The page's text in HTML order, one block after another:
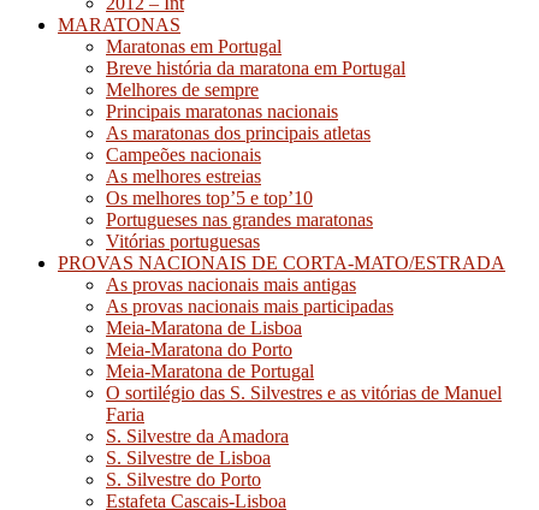
MARATONAS
Maratonas em Portugal
Breve história da maratona em Portugal
Melhores de sempre
Principais maratonas nacionais
As maratonas dos principais atletas
Campeões nacionais
As melhores estreias
Os melhores top’5 e top’10
Portugueses nas grandes maratonas
Vitórias portuguesas
PROVAS NACIONAIS DE CORTA-MATO/ESTRADA
As provas nacionais mais antigas
As provas nacionais mais participadas
Meia-Maratona de Lisboa
Meia-Maratona do Porto
Meia-Maratona de Portugal
O sortilégio das S. Silvestres e as vitórias de Manuel
Faria
S. Silvestre da Amadora
S. Silvestre de Lisboa
S. Silvestre do Porto
Estafeta Cascais-Lisboa